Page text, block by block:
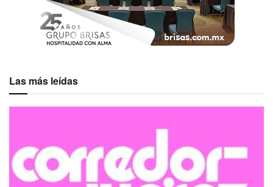
Las más leídas